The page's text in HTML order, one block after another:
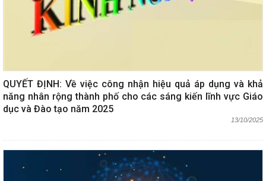
QUYẾT ĐỊNH: Về việc công nhận hiệu quả áp dụng và khả
năng nhân rộng thành phố cho các sáng kiến lĩnh vực Giáo
dục và Đào tạo năm 2025
13/10/2025